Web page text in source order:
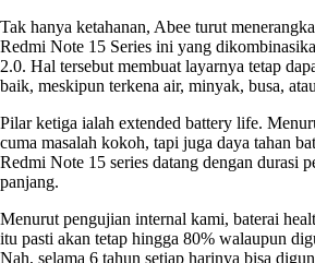
Tak hanya ketahanan, Abee turut
Redmi Note 15 Series ini yang
2.0. Hal tersebut membuat layarnya tetap
baik, meskipun terkena air, minyak, busa,
Pilar ketiga ialah extended battery life.
cuma masalah kokoh, tapi juga daya tahan
Redmi Note 15 series datang dengan durasi
panjang.
Menurut pengujian internal kami, baterai
itu pasti akan tetap hingga 80% walaupun
Nah, selama 6 tahun setiap harinya bisa